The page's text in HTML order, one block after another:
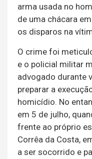
arma usada no
de uma chácara
os disparos na
O crime foi
e o policial militar
advogado durante
preparar a
homicídio. No
em 5 de julho,
frente ao próprio
Corrêa da Costa,
a ser socorrido e